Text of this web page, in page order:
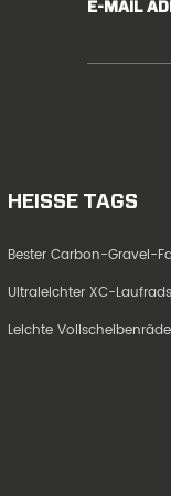
E-MAIL
HEISSE TAGS
Bester Carbon-Gravel-
Ultraleichter XC-
Leichte